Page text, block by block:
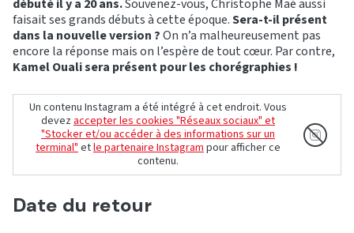
débuté il y a 20 ans.Souvenez-vous, Christophe Maé aussi
faisait ses grands débuts à cette époque.Sera-t-il présent
dans la nouvelle version ?On n’a malheureusement pas
encore la réponse mais on l’espère de tout cœur. Par contre,
Kamel Ouali sera présent pour les chorégraphies !
Un contenu Instagram a été intégré à cet endroit. Vous
devezaccepter les cookies "Réseaux sociaux" et
"Stocker et/ou accéder à des informations sur un
terminal"etle partenaire Instagrampour afficher ce
contenu.
Date du retour